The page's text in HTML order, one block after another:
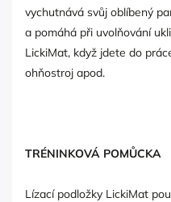
vychutnává svůj oblíbený
a pomáhá při uvolňování
LickiMat, když jdete do
ohňostroj apod.
TRÉNINKOVÁ POMŮCKA
Lízací podložky LickiMat